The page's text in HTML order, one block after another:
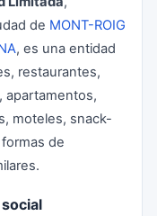
de MONT-ROIG
, es una entidad
restaurantes,
apartamentos,
moteles, snack-
de